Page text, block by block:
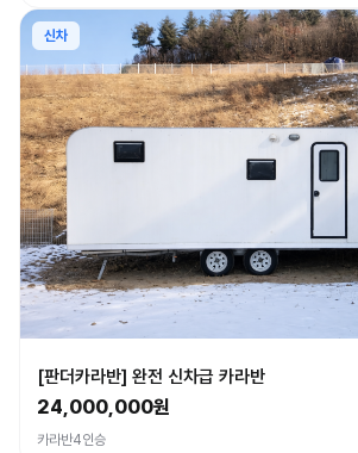
신차
[판더카라반] 완전 신차급 카라반
24,000,000원
카라반4인승